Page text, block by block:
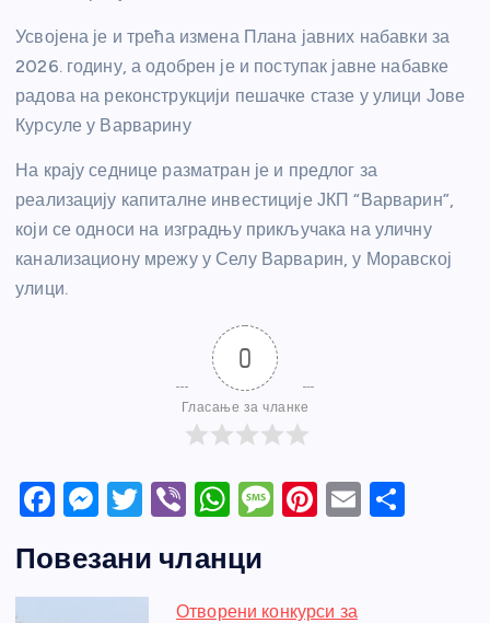
Усвојена је и трећа измена Плана јавних набавки за
2026. годину, а одобрен је и поступак јавне набавке
радова на реконструкцији пешачке стазе у улици Јове
Курсуле у Варварину
На крају седнице разматран је и предлог за
реализацију капиталне инвестиције ЈКП “Варварин”,
који се односи на изградњу прикључака на уличну
канализациону мрежу у Селу Варварин, у Моравској
улици.
0
Гласање за чланке
F
c
e
M
ss
e
T
itt
er
Vi
er
W
at
s
M
a
Pi
e
E
Повезани чланци
Отворени конкурси за